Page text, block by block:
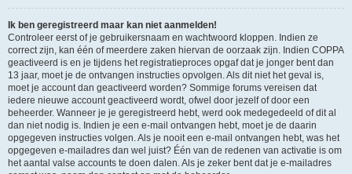
Ik ben geregistreerd maar kan niet aanmelden!
Controleer eerst of je gebruikersnaam en wachtwoord kloppen. Indien ze
correct zijn, kan één of meerdere zaken hiervan de oorzaak zijn. Indien COPPA
geactiveerd is en je tijdens het registratieproces opgaf dat je jonger bent dan
13 jaar, moet je de ontvangen instructies opvolgen. Als dit niet het geval is,
moet je account dan geactiveerd worden? Sommige forums vereisen dat
iedere nieuwe account geactiveerd wordt, ofwel door jezelf of door een
beheerder. Wanneer je je geregistreerd hebt, werd ook medegedeeld of dit al
dan niet nodig is. Indien je een e-mail ontvangen hebt, moet je de daarin
opgegeven instructies volgen. Als je nooit een e-mail ontvangen hebt, was het
opgegeven e-mailadres dan wel juist? Één van de redenen van activatie is om
het aantal valse accounts te doen dalen. Als je zeker bent dat je e-mailadres